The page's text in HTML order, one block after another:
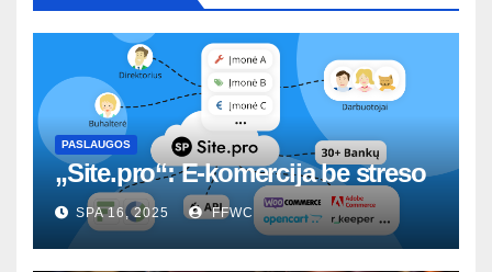
PASLAUGOS
„Site.pro“: E-komercija be streso
SPA 16, 2025 FFWC